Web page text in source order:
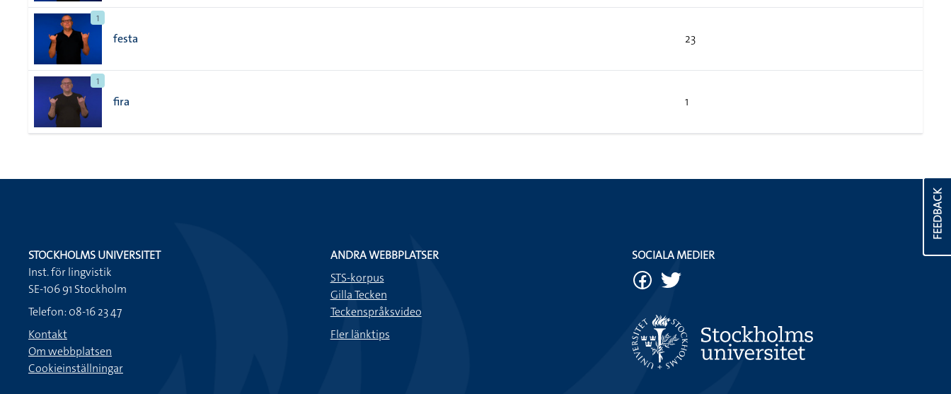
1
festa 23
1
fira 1
FEEDBACK
STOCKHOLMS UNIVERSITET
Inst. för lingvistik
SE-106 91 Stockholm
Telefon: 08-16 23 47
Kontakt
Om webbplatsen
Cookieinställningar
ANDRA WEBBPLATSER
STS-korpus
Gilla Tecken
Teckenspråksvideo
Fler länktips
SOCIALA MEDIER